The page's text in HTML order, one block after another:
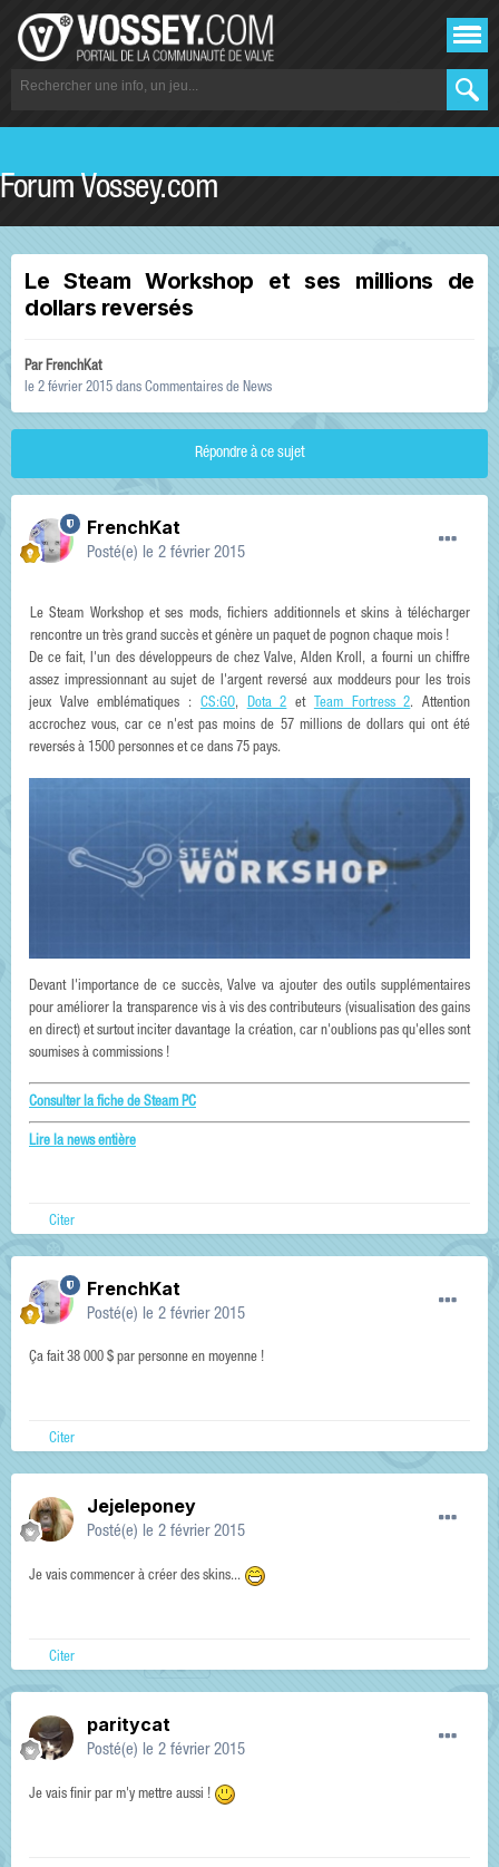
Forum Vossey.com
Le Steam Workshop et ses millions de
dollars reversés
ParFrenchKat
le 2 février 2015 dans Commentaires de News
Répondre à ce sujet
FrenchKat
Posté(e) le 2 février 2015
Le Steam Workshop et ses mods, fichiers additionnels et skins à télécharger
rencontre un très grand succès et génère un paquet de pognon chaque mois !
De ce fait, l'un des développeurs de chez Valve, Alden Kroll, a fourni un chiffre
assez impressionnant au sujet de l'argent reversé aux moddeurs pour les trois
jeux Valve emblématiques : CS:GO, Dota 2 et Team Fortress 2. Attention
accrochez vous, car ce n'est pas moins de 57 millions de dollars qui ont été
reversés à 1500 personnes et ce dans 75 pays.
Devant l'importance de ce succès, Valve va ajouter des outils supplémentaires
pour améliorer la transparence vis à vis des contributeurs (visualisation des gains
en direct) et surtout inciter davantage la création, car n'oublions pas qu'elles sont
soumises à commissions !
Consulter la fiche de Steam PC
Lire la news entière
Citer
FrenchKat
Posté(e) le 2 février 2015
Ça fait 38 000 $ par personne en moyenne !
Citer
Jejeleponey
Posté(e) le 2 février 2015
Je vais commencer à créer des skins...
Citer
paritycat
Posté(e) le 2 février 2015
Je vais finir par m'y mettre aussi !